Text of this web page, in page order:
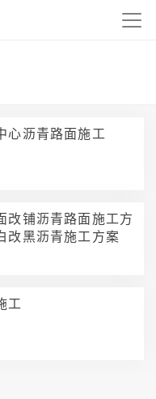
心沥青路面施工
改铺沥青路面施工方
改黑沥青施工方案
工